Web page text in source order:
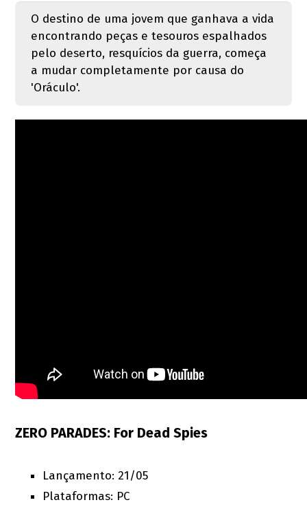
O destino de uma jovem que ganhava a vida
encontrando peças e tesouros espalhados
pelo deserto, resquícios da guerra, começa
a mudar completamente por causa do
'Oráculo'.
ZERO PARADES: For Dead Spies
Lançamento: 21/05
Plataformas: PC